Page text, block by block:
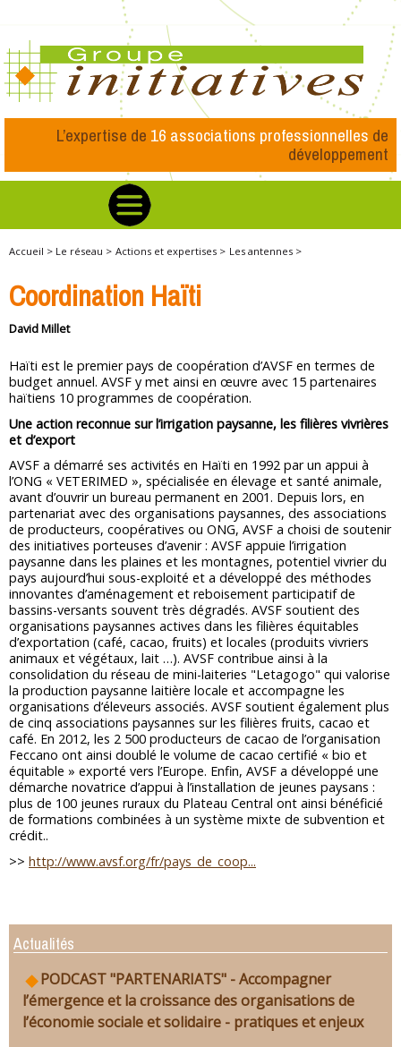
L’expertise de 16 associations professionnelles de
développement
Accueil > Le réseau > Actions et expertises > Les antennes >
Coordination Haïti
David Millet
Haïti est le premier pays de coopération d’AVSF en termes de
budget annuel. AVSF y met ainsi en œuvre avec 15 partenaires
haïtiens 10 programmes de coopération.
Une action reconnue sur l’irrigation paysanne, les filières vivrières
et d’export
AVSF a démarré ses activités en Haïti en 1992 par un appui à
l’ONG « VETERIMED », spécialisée en élevage et santé animale,
avant d’ouvrir un bureau permanent en 2001. Depuis lors, en
partenariat avec des organisations paysannes, des associations
de producteurs, coopératives ou ONG, AVSF a choisi de soutenir
des initiatives porteuses d’avenir : AVSF appuie l’irrigation
paysanne dans les plaines et les montagnes, potentiel vivrier du
pays aujourd’hui sous-exploité et a développé des méthodes
innovantes d’aménagement et reboisement participatif de
bassins-versants souvent très dégradés. AVSF soutient des
organisations paysannes actives dans les filières équitables
d’exportation (café, cacao, fruits) et locales (produits vivriers
animaux et végétaux, lait …). AVSF contribue ainsi à la
consolidation du réseau de mini-laiteries "Letagogo" qui valorise
la production paysanne laitière locale et accompagne les
organisations d’éleveurs associés. AVSF soutient également plus
de cinq associations paysannes sur les filières fruits, cacao et
café. En 2012, les 2 500 producteurs de cacao de l’organisation
Feccano ont ainsi doublé le volume de cacao certifié « bio et
équitable » exporté vers l’Europe. Enfin, AVSF a développé une
démarche novatrice d’appui à l’installation de jeunes paysans :
plus de 100 jeunes ruraux du Plateau Central ont ainsi bénéficié
de formations combinées à un système mixte de subvention et
crédit..
>> http://www.avsf.org/fr/pays_de_coop...
Actualités
PODCAST "PARTENARIATS" - Accompagner
l’émergence et la croissance des organisations de
l’économie sociale et solidaire - pratiques et enjeux